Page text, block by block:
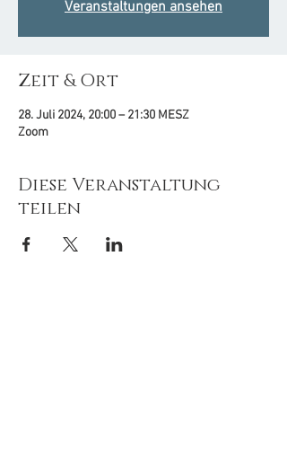
Veranstaltungen ansehen
Zeit & Ort
28. Juli 2024, 20:00 – 21:30 MESZ
Zoom
Diese Veranstaltung
teilen